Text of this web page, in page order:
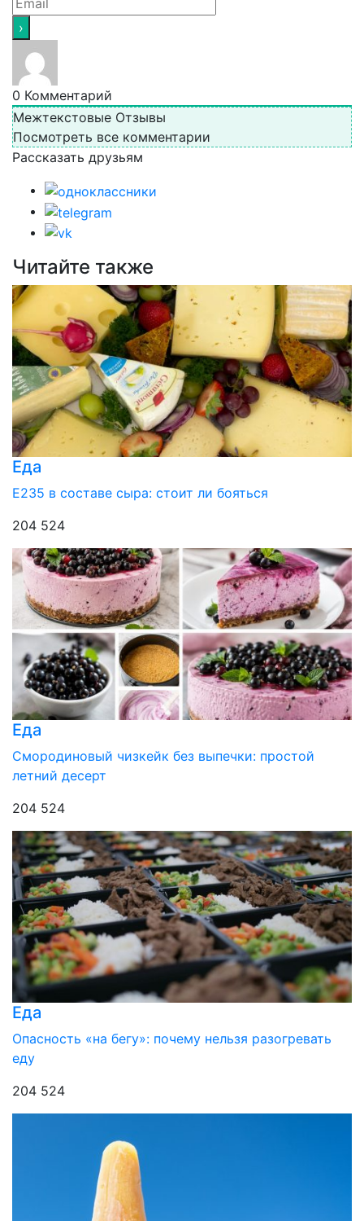
0 Комментарий
Межтекстовые Отзывы
Посмотреть все комментарии
Рассказать друзьям
Читайте также
Еда
Е235 в составе сыра: стоит ли бояться
204 524
Еда
Смородиновый чизкейк без выпечки: простой
летний десерт
204 524
Еда
Опасность «на бегу»: почему нельзя разогревать
еду
204 524